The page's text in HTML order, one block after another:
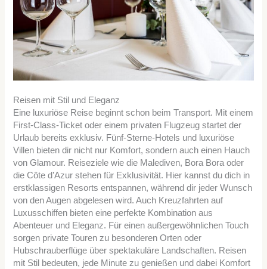
Reisen mit Stil und Eleganz
Eine luxuriöse Reise beginnt schon beim Transport. Mit einem
First-Class-Ticket oder einem privaten Flugzeug startet der
Urlaub bereits exklusiv. Fünf-Sterne-Hotels und luxuriöse
Villen bieten dir nicht nur Komfort, sondern auch einen Hauch
von Glamour. Reiseziele wie die Malediven, Bora Bora oder
die Côte d’Azur stehen für Exklusivität. Hier kannst du dich in
erstklassigen Resorts entspannen, während dir jeder Wunsch
von den Augen abgelesen wird. Auch Kreuzfahrten auf
Luxusschiffen bieten eine perfekte Kombination aus
Abenteuer und Eleganz. Für einen außergewöhnlichen Touch
sorgen private Touren zu besonderen Orten oder
Hubschrauberflüge über spektakuläre Landschaften. Reisen
mit Stil bedeuten, jede Minute zu genießen und dabei Komfort